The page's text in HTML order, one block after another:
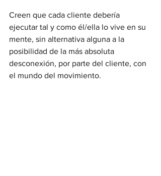
Creen que cada cliente debería
ejecutar tal y como él/ella lo vive en su
mente, sin alternativa alguna a la
posibilidad de la más absoluta
desconexión, por parte del cliente, con
el mundo del movimiento.